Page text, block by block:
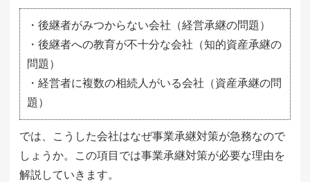
・後継者がみつからない会社（経営承継の問題）
・後継者への教育が不十分な会社（知的資産承継の
問題）
・経営者に複数の相続人がいる会社（資産承継の問
題）
では、こうした会社はなぜ事業承継対策が急務なので
しょうか。この項目では事業承継対策が必要な理由を
解説していきます。